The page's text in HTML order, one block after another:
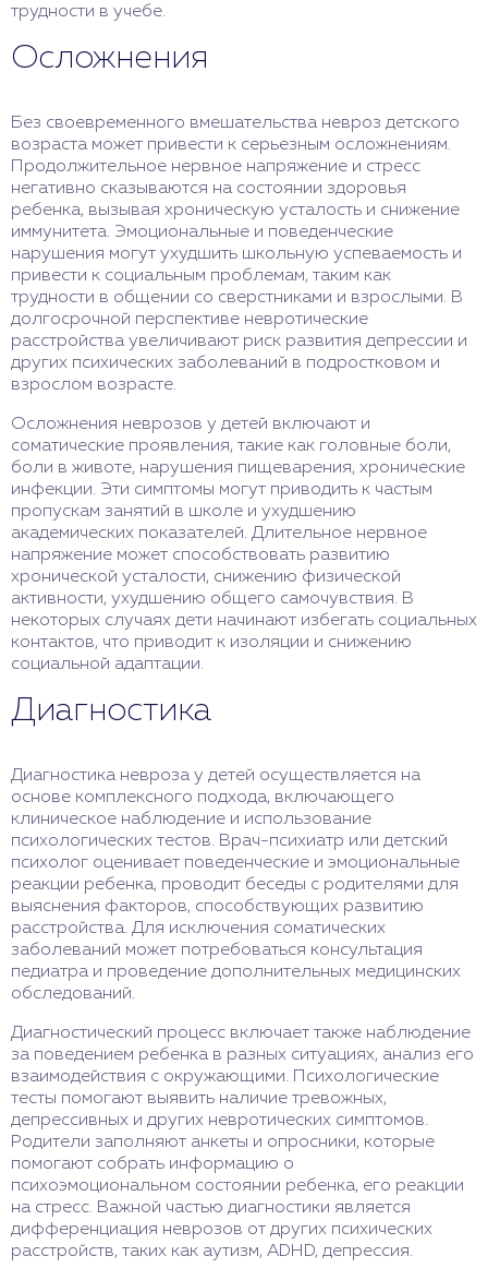
трудности в учебе.
Осложнения
Без своевременного вмешательства невроз детского
возраста может привести к серьезным осложнениям.
Продолжительное нервное напряжение и стресс
негативно сказываются на состоянии здоровья
ребенка, вызывая хроническую усталость и снижение
иммунитета. Эмоциональные и поведенческие
нарушения могут ухудшить школьную успеваемость и
привести к социальным проблемам, таким как
трудности в общении со сверстниками и взрослыми. В
долгосрочной перспективе невротические
расстройства увеличивают риск развития депрессии и
других психических заболеваний в подростковом и
взрослом возрасте.
Осложнения неврозов у детей включают и
соматические проявления, такие как головные боли,
боли в животе, нарушения пищеварения, хронические
инфекции. Эти симптомы могут приводить к частым
пропускам занятий в школе и ухудшению
академических показателей. Длительное нервное
напряжение может способствовать развитию
хронической усталости, снижению физической
активности, ухудшению общего самочувствия. В
некоторых случаях дети начинают избегать социальных
контактов, что приводит к изоляции и снижению
социальной адаптации.
Диагностика
Диагностика невроза у детей осуществляется на
основе комплексного подхода, включающего
клиническое наблюдение и использование
психологических тестов. Врач-психиатр или детский
психолог оценивает поведенческие и эмоциональные
реакции ребенка, проводит беседы с родителями для
выяснения факторов, способствующих развитию
расстройства. Для исключения соматических
заболеваний может потребоваться консультация
педиатра и проведение дополнительных медицинских
обследований.
Диагностический процесс включает также наблюдение
за поведением ребенка в разных ситуациях, анализ его
взаимодействия с окружающими. Психологические
тесты помогают выявить наличие тревожных,
депрессивных и других невротических симптомов.
Родители заполняют анкеты и опросники, которые
помогают собрать информацию о
психоэмоциональном состоянии ребенка, его реакции
на стресс. Важной частью диагностики является
дифференциация неврозов от других психических
расстройств, таких как аутизм, ADHD, депрессия.